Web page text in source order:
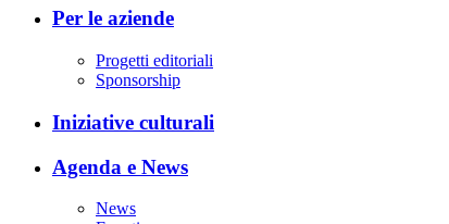
Per le aziende
Progetti editoriali
Sponsorship
Iniziative culturali
Agenda e News
News